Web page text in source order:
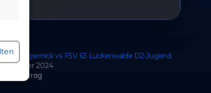
Zepernick vs FSV 63 Luckenwalde D2-Jugend
2024
Beitrag